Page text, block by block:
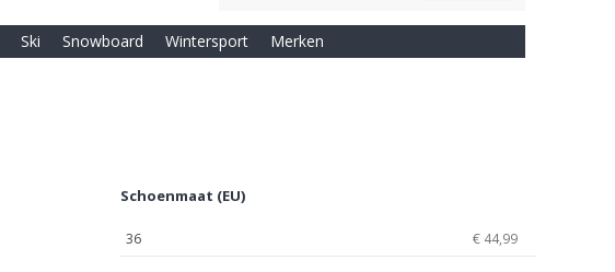
Ski Snowboard Wintersport Merken
Schoenmaat (EU)
36 € 44,99